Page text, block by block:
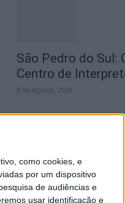
como cookies, e
por um dispositivo
de audiências e
usar identificação e
São Pedro do Sul:
Centro de
8 de Agosto, 2026
Incêndios: Viseu é
distrito do país